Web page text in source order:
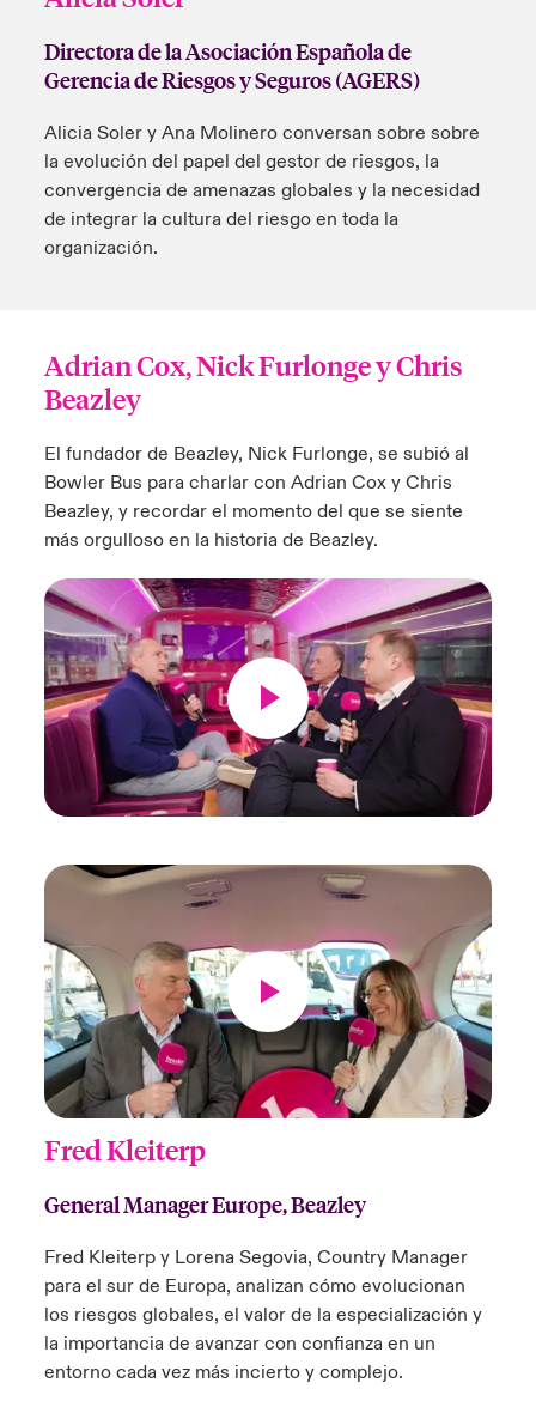
Directora de la Asociación Española de
Gerencia de Riesgos y Seguros (AGERS)
Alicia Soler y Ana Molinero conversan sobre sobre
la evolución del papel del gestor de riesgos, la
convergencia de amenazas globales y la necesidad
de integrar la cultura del riesgo en toda la
organización.
Adrian Cox, Nick Furlonge y Chris
Beazley
El fundador de Beazley, Nick Furlonge, se subió al
Bowler Bus para charlar con Adrian Cox y Chris
Beazley, y recordar el momento del que se siente
más orgulloso en la historia de Beazley.
Fred Kleiterp
General Manager Europe, Beazley
Fred Kleiterp y Lorena Segovia, Country Manager
para el sur de Europa, analizan cómo evolucionan
los riesgos globales, el valor de la especialización y
la importancia de avanzar con confianza en un
entorno cada vez más incierto y complejo.